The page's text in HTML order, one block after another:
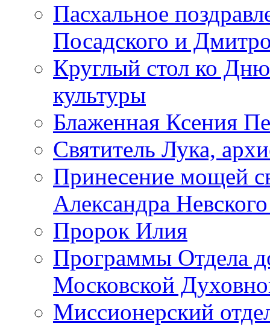
Пасхальное
Посадского и
Круглый стол ко
культуры
Блаженная Ксения
Святитель Лука,
Принесение мощей
Александра
Пророк Илия
Программы Отдела
Московской
Миссионерский